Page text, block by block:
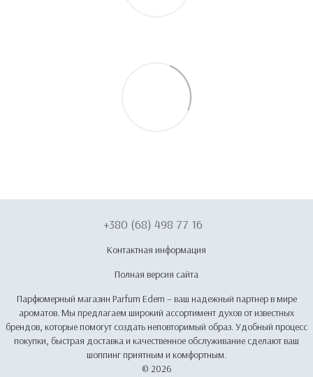
+380 (68) 498 77 16
Контактная информация
Полная версия сайта
Парфюмерный магазин Parfum Edem – ваш надежный партнер в мире
ароматов. Мы предлагаем широкий ассортимент духов от известных
брендов, которые помогут создать неповторимый образ. Удобный процесс
покупки, быстрая доставка и качественное обслуживание сделают ваш
шоппинг приятным и комфортным.
© 2026